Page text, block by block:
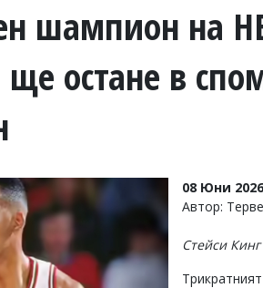
шампион на
остане в
08 Юни 2026
Автор:
Стейси